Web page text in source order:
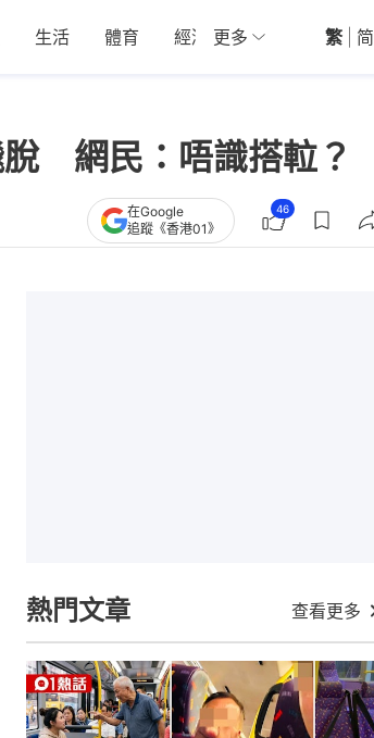
生活 體育 經濟 01深圳 觀點
更多 繁 简
脫 網民：唔識搭𨋢？
在Google
追蹤《香港01》
46
熱門文章 查看更多